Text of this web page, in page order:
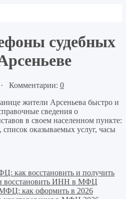
судебных
Комментарии: 0
жители Арсеньева быстро и
сведения о
в своем населенном пункте:
список оказываемых услуг, часы
как восстановить и получить
восстановить ИНН в МФЦ
МФЦ: как оформить в 2026